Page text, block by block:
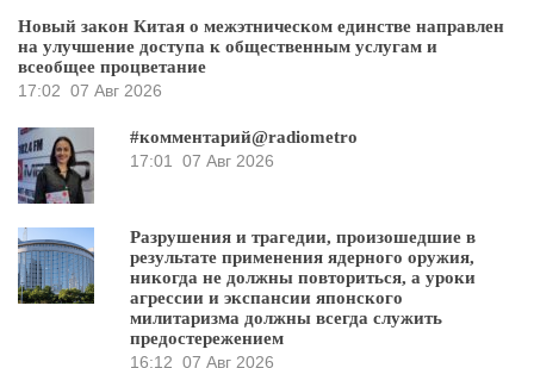
Новый закон Китая о межэтническом единстве направлен
на улучшение доступа к общественным услугам и
всеобщее процветание
17:02 07 Авг 2026
#комментарий@radiometro
17:01
07 Авг 2026
Разрушения и трагедии, произошедшие в
результате применения ядерного оружия,
никогда не должны повториться, а уроки
агрессии и экспансии японского
милитаризма должны всегда служить
предостережением
16:12 07 Авг 2026